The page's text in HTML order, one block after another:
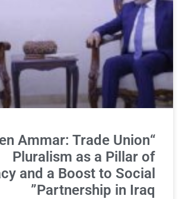
Ammar: Trade Union
Pluralism as a Pillar of
and a Boost to Social
Partnership in Iraq”